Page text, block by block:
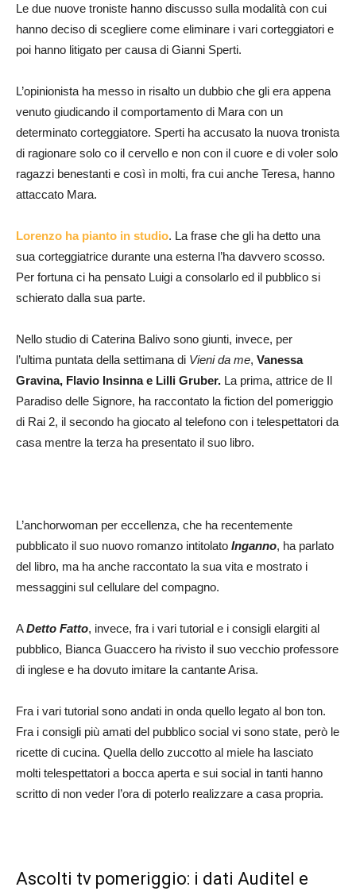
Le due nuove troniste hanno discusso sulla modalità con cui
hanno deciso di scegliere come eliminare i vari corteggiatori e
poi hanno litigato per causa di Gianni Sperti.
L’opinionista ha messo in risalto un dubbio che gli era appena
venuto giudicando il comportamento di Mara con un
determinato corteggiatore. Sperti ha accusato la nuova tronista
di ragionare solo co il cervello e non con il cuore e di voler solo
ragazzi benestanti e così in molti, fra cui anche Teresa, hanno
attaccato Mara.
Lorenzo ha pianto in studio. La frase che gli ha detto una
sua corteggiatrice durante una esterna l’ha davvero scosso.
Per fortuna ci ha pensato Luigi a consolarlo ed il pubblico si
schierato dalla sua parte.
Nello studio di Caterina Balivo sono giunti, invece, per
l’ultima puntata della settimana di Vieni da me, Vanessa
Gravina, Flavio Insinna e Lilli Gruber. La prima, attrice de Il
Paradiso delle Signore, ha raccontato la fiction del pomeriggio
di Rai 2, il secondo ha giocato al telefono con i telespettatori da
casa mentre la terza ha presentato il suo libro.
L’anchorwoman per eccellenza, che ha recentemente
pubblicato il suo nuovo romanzo intitolato Inganno, ha parlato
del libro, ma ha anche raccontato la sua vita e mostrato i
messaggini sul cellulare del compagno.
ADetto Fatto, invece, fra i vari tutorial e i consigli elargiti al
pubblico, Bianca Guaccero ha rivisto il suo vecchio professore
di inglese e ha dovuto imitare la cantante Arisa.
Fra i vari tutorial sono andati in onda quello legato al bon ton.
Fra i consigli più amati del pubblico social vi sono state, però le
ricette di cucina. Quella dello zuccotto al miele ha lasciato
molti telespettatori a bocca aperta e sui social in tanti hanno
scritto di non veder l’ora di poterlo realizzare a casa propria.
Ascolti tv pomeriggio: i dati Auditel e